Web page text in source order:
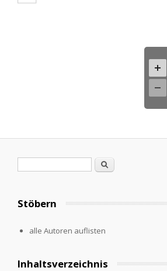
Search
Stöbern
alle Autoren auflisten
Inhaltsverzeichnis